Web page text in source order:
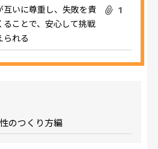
互いに尊重し、失敗を責
ることで、安心して挑戦
られる
1
のつくり方編